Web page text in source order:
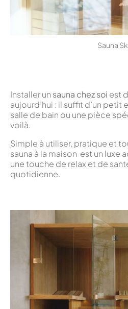
Sauna
Installer un sauna chez soi est
aujourd’hui : il suffit d’un
salle de bain ou une pièce
voilà.
Simple à utiliser, pratique et
sauna à la maison est un luxe
une touche de relax et de
quotidienne.